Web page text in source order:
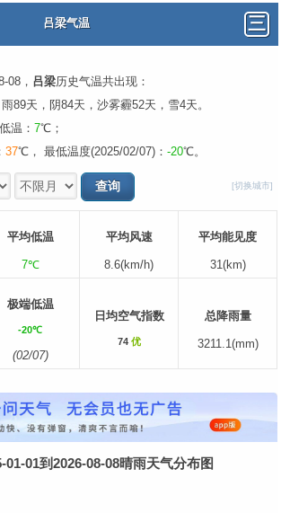
吕梁气温
08， 吕梁历史气温共出现：
89天，阴84天，沙雾霾52天，雪4天。
温： 7℃；
37℃， 最低温度(2025/02/07)： -20℃。
[切换城市]
平均低温
7℃
平均风速
8.6(km/h)
平均能见度
31(km)
极端低温
-20℃
(02/07)
日均空气指数
74 优
总降雨量
3211.1(mm)
01-01到2026-08-08晴雨天气分布图